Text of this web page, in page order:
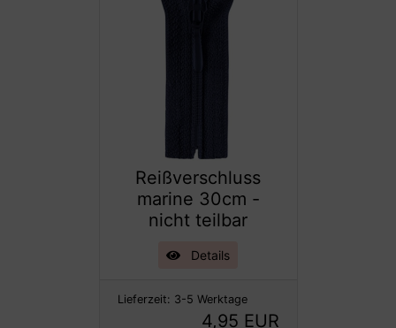
Reißverschluss
marine 30cm -
nicht teilbar
Details
Lieferzeit: 3-5 Werktage
4,95 EUR